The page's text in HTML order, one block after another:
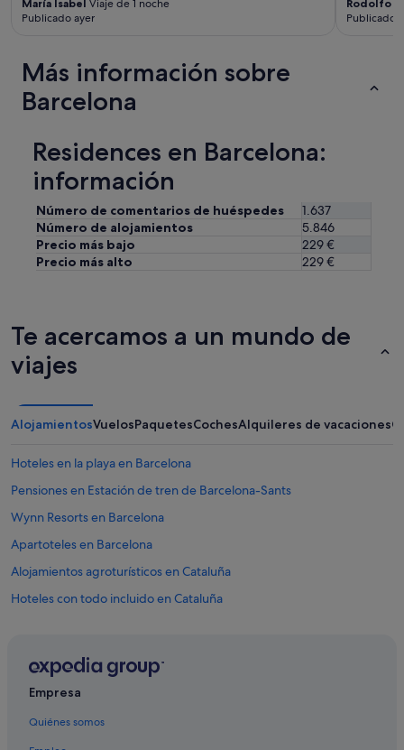
María Isabel Viaje de 1 noche
Publicado ayer
Rodolfo
Publicado
Más información sobre
Barcelona
Residences en Barcelona:
información
Número de comentarios de huéspedes
1.637
Número de alojamientos
5.846
Precio más bajo
229 €
Precio más alto
229 €
Te acercamos a un mundo de
viajes
AlojamientosVuelosPaquetesCochesAlquileres de vacaciones
Hoteles en la playa en Barcelona
Pensiones en Estación de tren de Barcelona-Sants
Wynn Resorts en Barcelona
Apartoteles en Barcelona
Alojamientos agroturísticos en Cataluña
Hoteles con todo incluido en Cataluña
Pillow hoteles en Barcelona
Empresa
Quiénes somos